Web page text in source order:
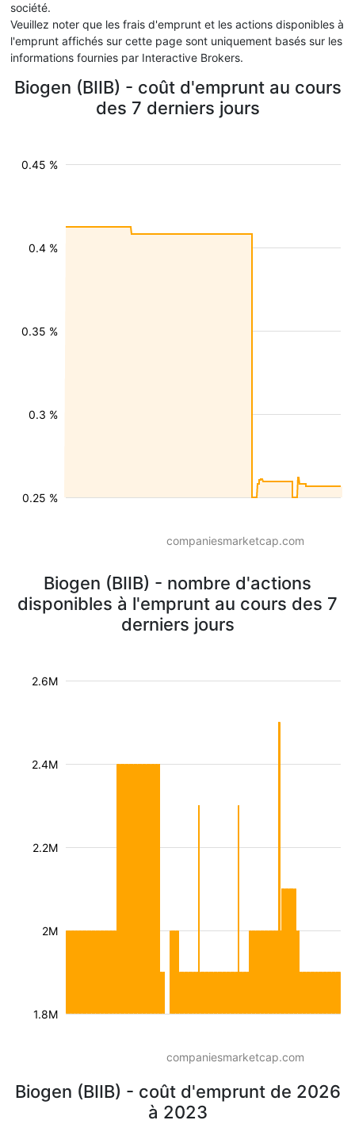
société.
Veuillez noter que les frais d'emprunt et les actions disponibles à
l'emprunt affichés sur cette page sont uniquement basés sur les
informations fournies par Interactive Brokers.
Biogen (BIIB) - coût d'emprunt au cours
des 7 derniers jours
0.25 %
0.3 %
0.35 %
0.4 %
0.45 %
companiesmarketcap.com
Biogen (BIIB) - nombre d'actions
disponibles à l'emprunt au cours des 7
derniers jours
1.8M
2M
2.2M
2.4M
2.6M
companiesmarketcap.com
Biogen (BIIB) - coût d'emprunt de 2026
à 2023